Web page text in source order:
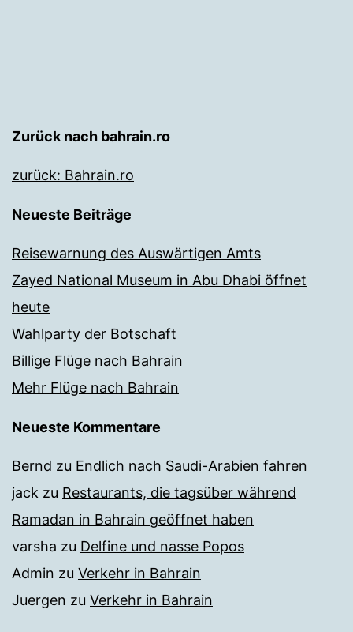
Zurück nach bahrain.ro
zurück: Bahrain.ro
Neueste Beiträge
Reisewarnung des Auswärtigen Amts
Zayed National Museum in Abu Dhabi öffnet
heute
Wahlparty der Botschaft
Billige Flüge nach Bahrain
Mehr Flüge nach Bahrain
Neueste Kommentare
Bernd zu Endlich nach Saudi-Arabien fahren
jack zu Restaurants, die tagsüber während
Ramadan in Bahrain geöffnet haben
varsha zu Delfine und nasse Popos
Admin zu Verkehr in Bahrain
Juergen zu Verkehr in Bahrain